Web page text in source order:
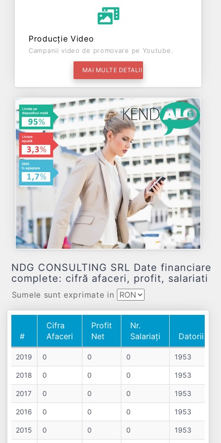
Producție Video
Campanii video de promovare pe Youtube.
MAI MULTE DETALII
NDG CONSULTING SRL Date financiare
complete: cifră afaceri, profit, salariati
Sumele sunt exprimate in
#
Cifra
Afaceri
Profit
Net
Nr.
Salariați
Datorii
#
Afaceri
Net
Salariați
Datorii
2019 0 0 0 1953
2018 0 0 0 1953
2017 0 0 0 1953
2016 0 0 0 1953
2015 0 0 0 1953